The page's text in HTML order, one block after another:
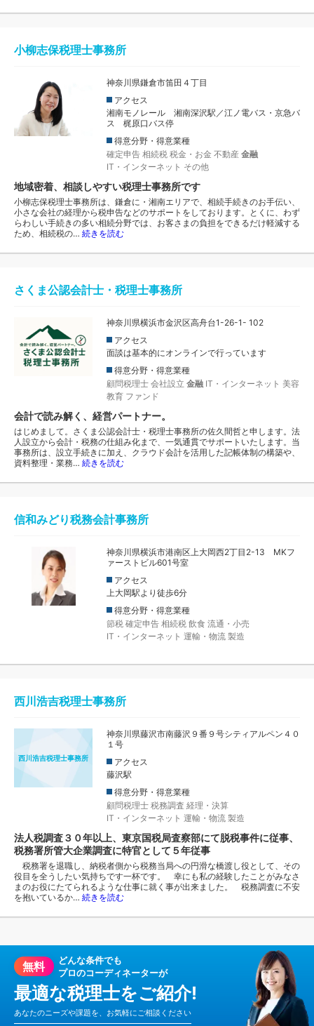
小柳志保税理士事務所
神奈川県鎌倉市笛田４丁目
アクセス
湘南モノレール 湘南深沢駅／江ノ電バス・京急バ
ス 梶原口バス停
得意分野・得意業種
確定申告 相続税 税金・お金 不動産 金融
IT・インターネット その他
地域密着、相談しやすい税理士事務所です
小柳志保税理士事務所は、鎌倉に・湘南エリアで、相続手続きのお手伝い、
小さな会社の経理から税申告などのサポートをしております。とくに、わず
らわしい手続きの多い相続分野では、お客さまの負担をできるだけ軽減する
ため、相続税の… 続きを読む
さくま公認会計士・税理士事務所
神奈川県横浜市金沢区高舟台1-26-1- 102
アクセス
面談は基本的にオンラインで行っています
得意分野・得意業種
顧問税理士 会社設立 金融 IT・インターネット 美容
教育 ファンド
会計で読み解く、経営パートナー。
はじめまして。さくま公認会計士・税理士事務所の佐久間哲と申します。法
人設立から会計・税務の仕組み化まで、一気通貫でサポートいたします。当
事務所は、設立手続きに加え、クラウド会計を活用した記帳体制の構築や、
資料整理・業務… 続きを読む
信和みどり税務会計事務所
神奈川県横浜市港南区上大岡西2丁目2-13 MKフ
ァーストビル601号室
アクセス
上大岡駅より徒歩6分
得意分野・得意業種
節税 確定申告 相続税 飲食 流通・小売
IT・インターネット 運輸・物流 製造
西川浩吉税理士事務所
西川浩吉税理士事務所
神奈川県藤沢市南藤沢９番９号シティアルペン４０
１号
アクセス
藤沢駅
得意分野・得意業種
顧問税理士 税務調査 経理・決算
IT・インターネット 運輸・物流 製造
法人税調査３０年以上、東京国税局査察部にて脱税事件に従事、
税務署所管大企業調査に特官として５年従事
税務署を退職し、納税者側から税務当局への円滑な橋渡し役として、その
役目を全うしたい気持ちです一杯です。 幸にも私の経験したことがみなさ
まのお役にたてられるような仕事に就く事が出来ました。 税務調査に不安
を抱いているか… 続きを読む
無料
どんな条件でも
プロのコーディネーターが
最適な税理士をご紹介!
あなたのニーズや課題を、お気軽にご相談ください